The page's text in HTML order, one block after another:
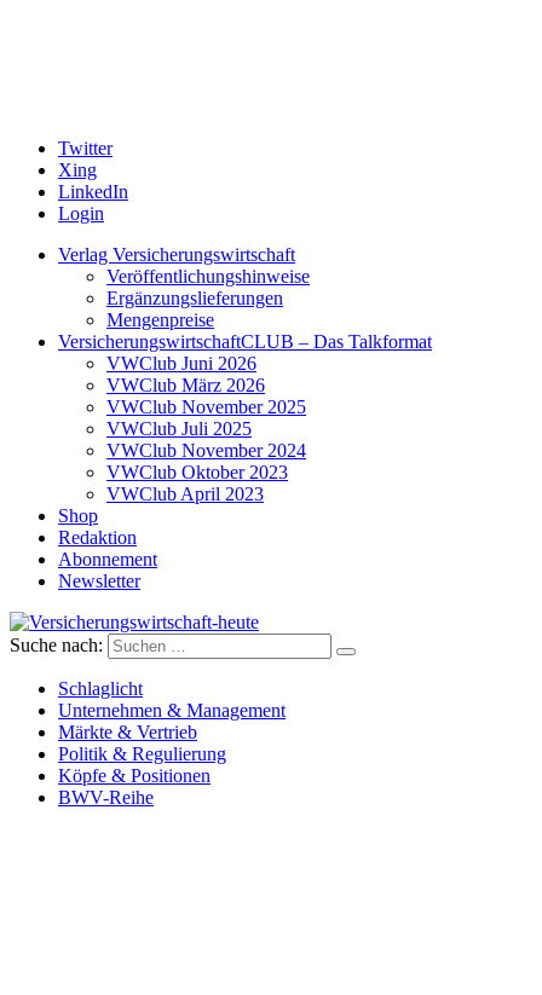
Twitter
Xing
LinkedIn
Login
Verlag Versicherungswirtschaft
Veröffentlichungshinweise
Ergänzungslieferungen
Mengenpreise
VersicherungswirtschaftCLUB – Das Talkformat
VWClub Juni 2026
VWClub März 2026
VWClub November 2025
VWClub Juli 2025
VWClub November 2024
VWClub Oktober 2023
VWClub April 2023
Shop
Redaktion
Abonnement
Newsletter
Versicherungswirtschaft-heute
Suche nach:
Schlaglicht
Unternehmen & Management
Märkte & Vertrieb
Politik & Regulierung
Köpfe & Positionen
BWV-Reihe